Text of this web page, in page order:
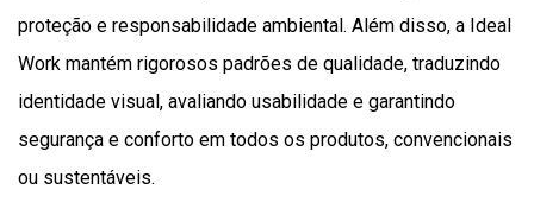
proteção e responsabilidade ambiental. Além disso, a Ideal
Work mantém rigorosos padrões de qualidade, traduzindo
identidade visual, avaliando usabilidade e garantindo
segurança e conforto em todos os produtos, convencionais
ou sustentáveis.